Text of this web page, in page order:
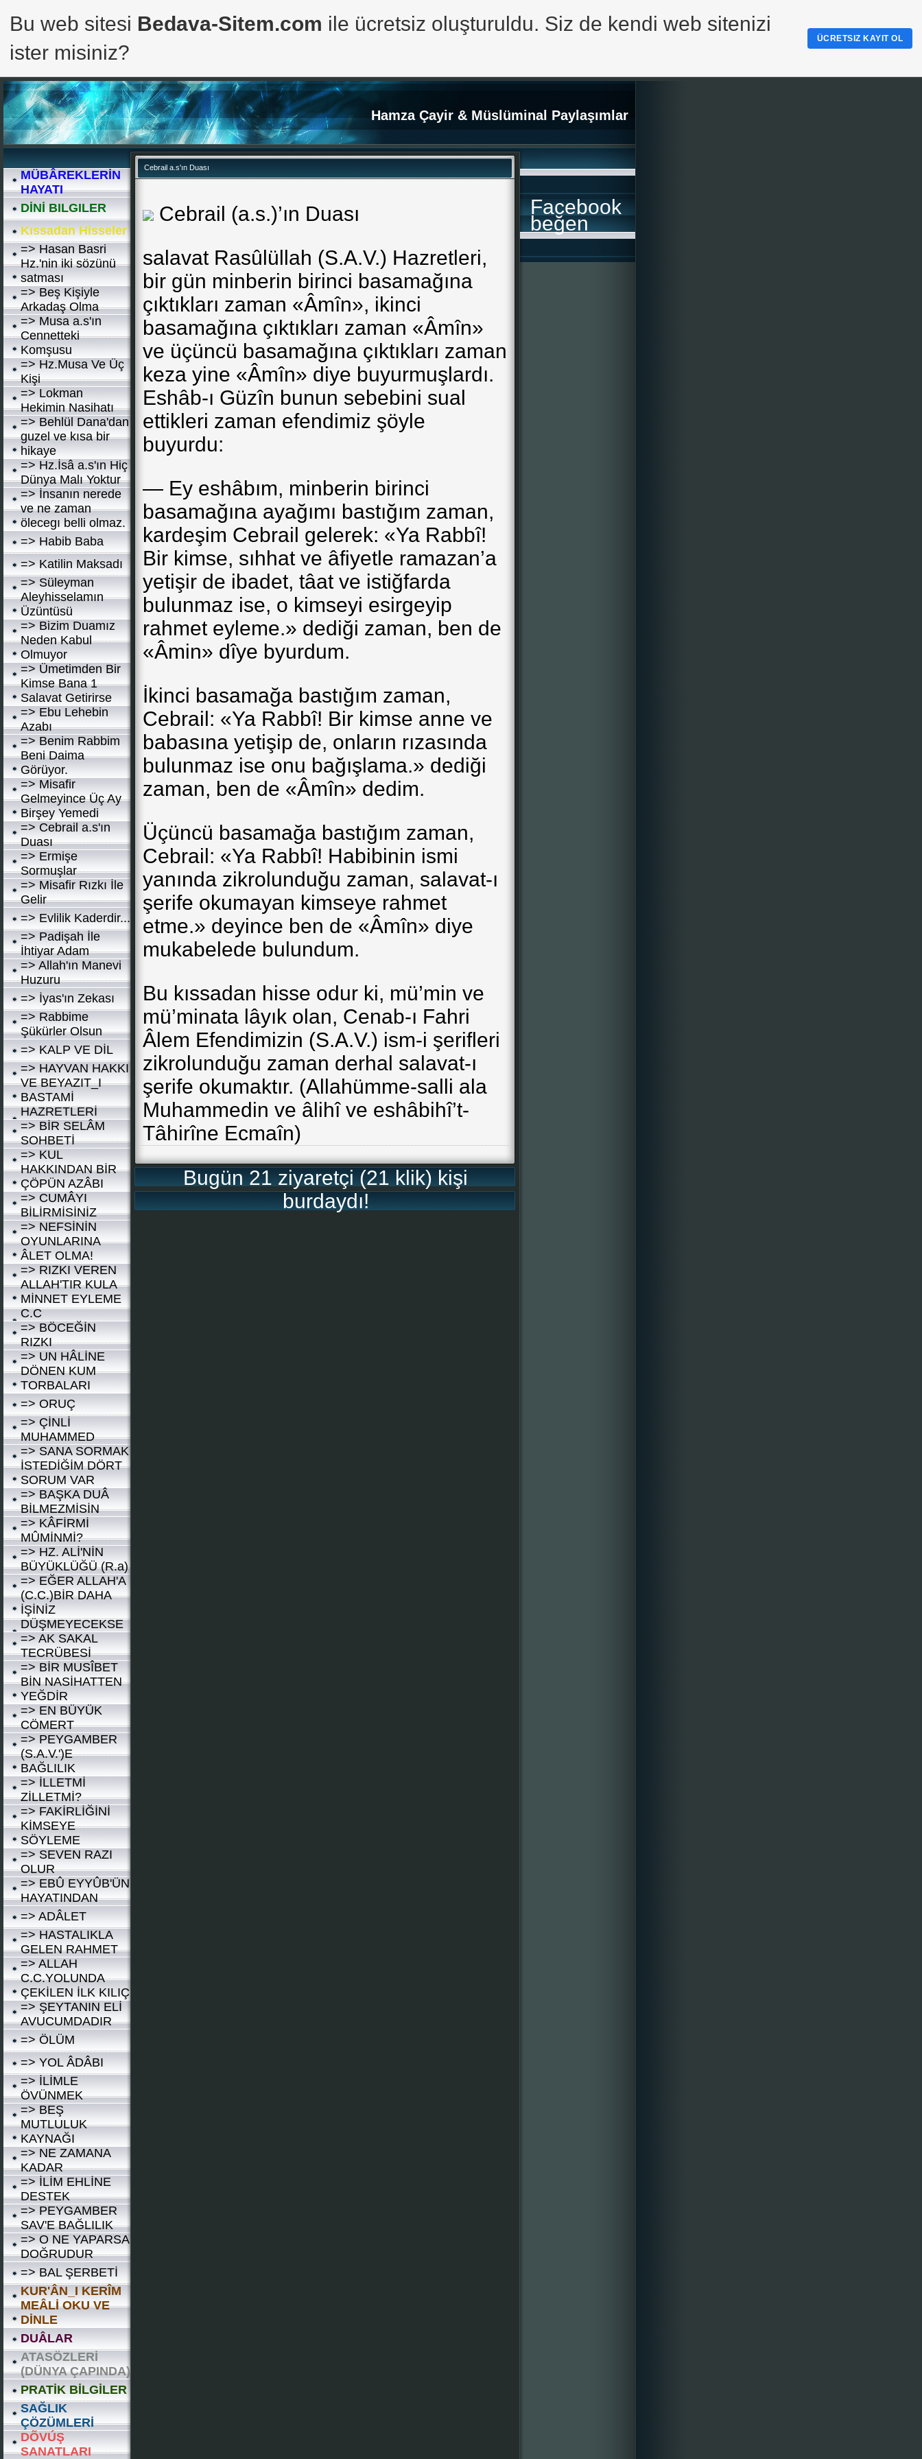
Hamza Çayir & Müslüminal Paylaşımlar
MÜBÂREKLERİN
HAYATI
DİNİ BILGILER
Kıssadan Hisseler
=> Hasan Basri
Hz.'nin iki sözünü
satması
=> Beş Kişiyle
Arkadaş Olma
=> Musa a.s'ın
Cennetteki
Komşusu
=> Hz.Musa Ve Üç
Kişi
=> Lokman
Hekimin Nasihatı
=> Behlül Dana'dan
guzel ve kısa bir
hikaye
=> Hz.İsâ a.s'ın Hiç
Dünya Malı Yoktur
=> İnsanın nerede
ve ne zaman
ölecegı belli olmaz.
=> Habib Baba
=> Katilin Maksadı
=> Süleyman
Aleyhisselamın
Üzüntüsü
=> Bizim Duamız
Neden Kabul
Olmuyor
=> Ümetimden Bir
Kimse Bana 1
Salavat Getirirse
=> Ebu Lehebin
Azabı
=> Benim Rabbim
Beni Daima
Görüyor.
=> Misafir
Gelmeyince Üç Ay
Birşey Yemedi
=> Cebrail a.s'ın
Duası
=> Ermişe
Sormuşlar
=> Misafir Rızkı İle
Gelir
=> Evlilik Kaderdir...
=> Padişah İle
İhtiyar Adam
=> Allah'ın Manevi
Huzuru
=> İyas'ın Zekası
=> Rabbime
Şükürler Olsun
=> KALP VE DİL
=> HAYVAN HAKKI
VE BEYAZIT_I
BASTAMİ
HAZRETLERİ
=> BİR SELÂM
SOHBETİ
=> KUL
HAKKINDAN BİR
ÇÖPÜN AZÂBI
=> CUMÂYI
BİLİRMİSİNİZ
=> NEFSİNİN
OYUNLARINA
ÂLET OLMA!
=> RIZKI VEREN
ALLAH'TIR KULA
MİNNET EYLEME
C.C
=> BÖCEĞİN
RIZKI
=> UN HÂLİNE
DÖNEN KUM
TORBALARI
=> ORUÇ
=> ÇİNLİ
MUHAMMED
=> SANA SORMAK
İSTEDİĞİM DÖRT
SORUM VAR
=> BAŞKA DUÂ
BİLMEZMİSİN
=> KÂFİRMİ
MÛMİNMİ?
=> HZ. ALİ'NİN
BÜYÜKLÜĞÜ (R.a)
=> EĞER ALLAH'A
(C.C.)BİR DAHA
İŞİNİZ
DÜŞMEYECEKSE
=> AK SAKAL
TECRÜBESİ
=> BİR MUSÎBET
BİN NASİHATTEN
YEĞDİR
=> EN BÜYÜK
CÖMERT
=> PEYGAMBER
(S.A.V.')E
BAĞLILIK
=> İLLETMİ
ZİLLETMİ?
=> FAKİRLİĞİNİ
KİMSEYE
SÖYLEME
=> SEVEN RAZI
OLUR
=> EBÛ EYYÛB'ÜN
HAYATINDAN
=> ADÂLET
=> HASTALIKLA
GELEN RAHMET
=> ALLAH
C.C.YOLUNDA
ÇEKİLEN İLK KILIÇ
=> ŞEYTANIN ELİ
AVUCUMDADIR
=> ÖLÜM
=> YOL ÂDÂBI
=> İLİMLE
ÖVÜNMEK
=> BEŞ
MUTLULUK
KAYNAĞI
=> NE ZAMANA
KADAR
=> İLİM EHLİNE
DESTEK
=> PEYGAMBER
SAV'E BAĞLILIK
=> O NE YAPARSA
DOĞRUDUR
=> BAL ŞERBETİ
KUR'ÂN_I KERÎM
MEÂLİ OKU VE
DİNLE
DUÂLAR
ATASÖZLERİ
(DÜNYA ÇAPINDA)
PRATİK BİLGİLER
SAĞLIK
ÇÖZÜMLERİ
DÕVÚŞ
SANATLARI
Cebrail a.s'ın Duası
Cebrail (a.s.)’ın Duası
salavat Rasûlüllah (S.A.V.) Hazretleri,
bir gün minberin birinci basamağına
çıktıkları zaman «Âmîn», ikinci
basamağına çıktıkları zaman «Âmîn»
ve üçüncü basamağına çıktıkları zaman
keza yine «Âmîn» diye buyurmuşlardı.
Eshâb-ı Güzîn bunun sebebini sual
ettikleri zaman efendimiz şöyle
buyurdu:
— Ey eshâbım, minberin birinci
basamağına ayağımı bastığım zaman,
kardeşim Cebrail gelerek: «Ya Rabbî!
Bir kimse, sıhhat ve âfiyetle ramazan’a
yetişir de ibadet, tâat ve istiğfarda
bulunmaz ise, o kimseyi esirgeyip
rahmet eyleme.» dediği zaman, ben de
«Âmin» dîye byurdum.
İkinci basamağa bastığım zaman,
Cebrail: «Ya Rabbî! Bir kimse anne ve
babasına yetişip de, onların rızasında
bulunmaz ise onu bağışlama.» dediği
zaman, ben de «Âmîn» dedim.
Üçüncü basamağa bastığım zaman,
Cebrail: «Ya Rabbî! Habibinin ismi
yanında zikrolunduğu zaman, salavat-ı
şerife okumayan kimseye rahmet
etme.» deyince ben de «Âmîn» diye
mukabelede bulundum.
Bu kıssadan hisse odur ki, mü’min ve
mü’minata lâyık olan, Cenab-ı Fahri
Âlem Efendimizin (S.A.V.) ism-i şerifleri
zikrolunduğu zaman derhal salavat-ı
şerife okumaktır. (Allahümme-salli ala
Muhammedin ve âlihî ve eshâbihî’t-
Tâhirîne Ecmaîn)
Bugün 21 ziyaretçi (21 klik) kişi
burdaydı!
Facebook
beğen
Bu web sitesi Bedava-Sitem.com ile ücretsiz oluşturuldu. Siz de kendi web sitenizi
ister misiniz?
ÜCRETSIZ KAYIT OL